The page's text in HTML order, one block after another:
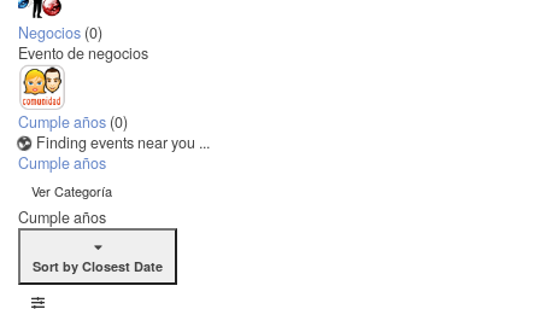
Negocios (0)
Evento de negocios
Cumple años (0)
Finding events near you ...
Cumple años
Ver Categoría
Cumple años
Sort by Closest Date